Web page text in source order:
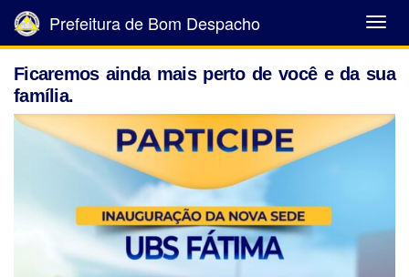
Abrir
Menu
Prefeitura de Bom Despacho
Ficaremos ainda mais perto de você e da sua
família.